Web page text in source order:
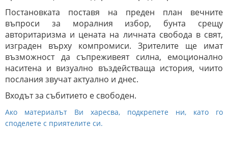
Постановката поставя на преден план вечните
въпроси за моралния избор, бунта срещу
авторитаризма и цената на личната свобода в свят,
изграден върху компромиси. Зрителите ще имат
възможност да съпреживеят силна, емоционално
наситена и визуално въздействаща история, чиито
послания звучат актуално и днес.
Входът за събитието е свободен.
Ако материалът Ви харесва, подкрепете ни, като го
споделете с приятелите си.